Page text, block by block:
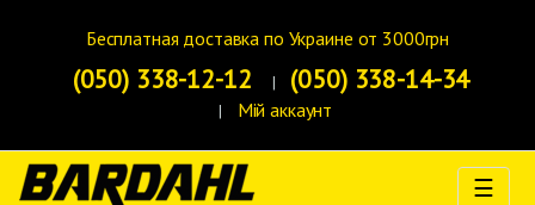
Бесплатная доставка по Украине от 3000грн
(050) 338-12-12 (050) 338-14-34
Мій аккаунт
☰